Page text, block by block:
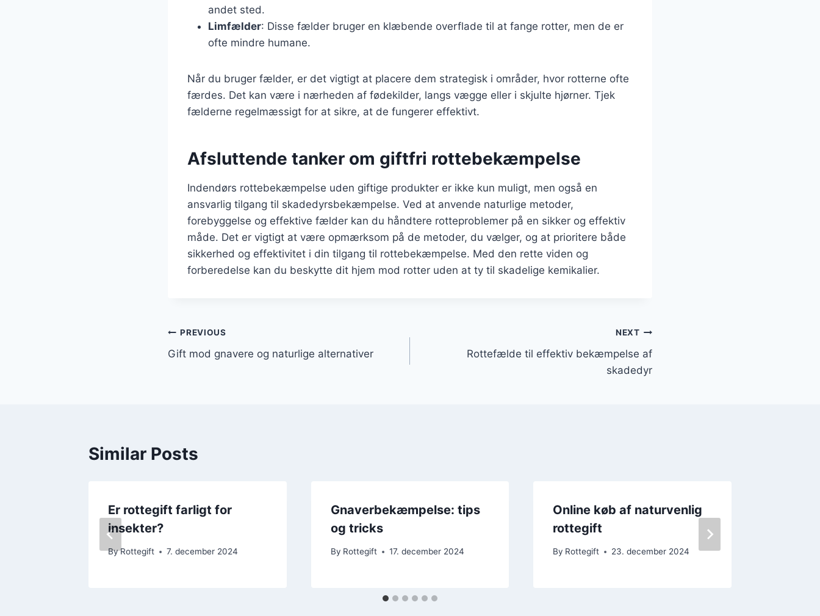
andet sted.
Limfælder: Disse fælder bruger en klæbende overflade til at fange rotter, men de er
ofte mindre humane.
Når du bruger fælder, er det vigtigt at placere dem strategisk i områder, hvor rotterne ofte
færdes. Det kan være i nærheden af fødekilder, langs vægge eller i skjulte hjørner. Tjek
fælderne regelmæssigt for at sikre, at de fungerer effektivt.
Afsluttende tanker om giftfri rottebekæmpelse
Indendørs rottebekæmpelse uden giftige produkter er ikke kun muligt, men også en
ansvarlig tilgang til skadedyrsbekæmpelse. Ved at anvende naturlige metoder,
forebyggelse og effektive fælder kan du håndtere rotteproblemer på en sikker og effektiv
måde. Det er vigtigt at være opmærksom på de metoder, du vælger, og at prioritere både
sikkerhed og effektivitet i din tilgang til rottebekæmpelse. Med den rette viden og
forberedelse kan du beskytte dit hjem mod rotter uden at ty til skadelige kemikalier.
Indlægsnavigation
PREVIOUS
Gift mod gnavere og naturlige alternativer
NEXT
Rottefælde til effektiv bekæmpelse af
skadedyr
Similar Posts
Er rottegift farligt for
insekter?
ByRottegift 7. december 2024
Gnaverbekæmpelse: tips
og tricks
By Rottegift 17. december 2024
Online køb af naturvenlig
rottegift
By Rottegift 23. december 2024